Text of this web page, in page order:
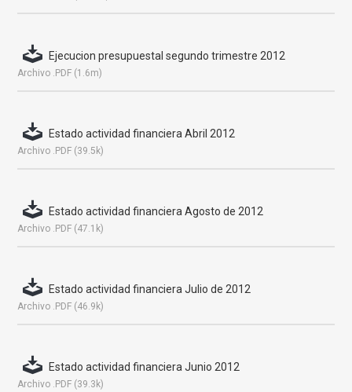
Ejecucion presupuestal segundo trimestre 2012
Archivo .PDF (1.6m)
Estado actividad financiera Abril 2012
Archivo .PDF (39.5k)
Estado actividad financiera Agosto de 2012
Archivo .PDF (47.1k)
Estado actividad financiera Julio de 2012
Archivo .PDF (46.9k)
Estado actividad financiera Junio 2012
Archivo .PDF (39.3k)